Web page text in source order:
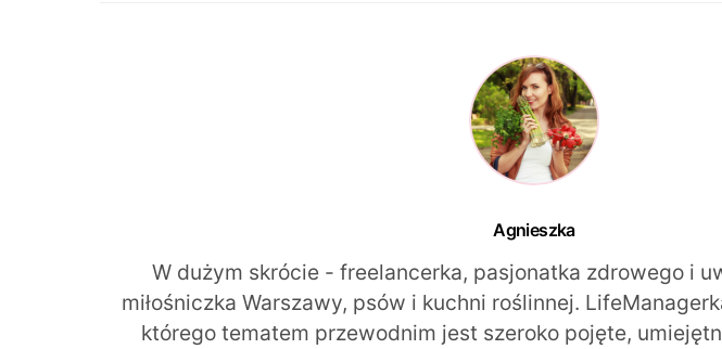
Agnieszka
W dużym skrócie - freelancerka, pasjonatka zdrowego i
miłośniczka Warszawy, psów i kuchni roślinnej.
którego tematem przewodnim jest szeroko pojęte,